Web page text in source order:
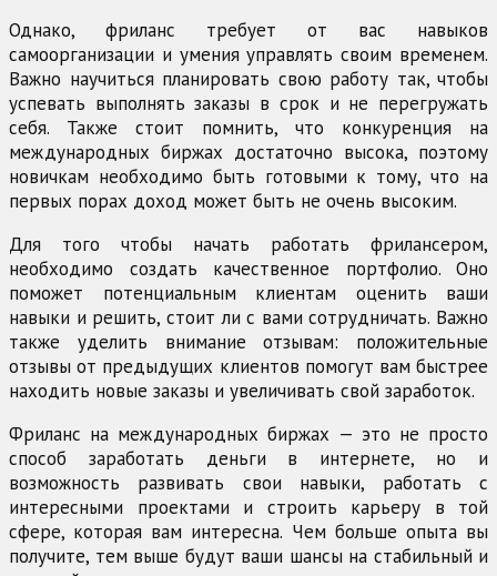
Однако, фриланс требует от вас навыков
самоорганизации и умения управлять своим временем.
Важно научиться планировать свою работу так, чтобы
успевать выполнять заказы в срок и не перегружать
себя. Также стоит помнить, что конкуренция на
международных биржах достаточно высока, поэтому
новичкам необходимо быть готовыми к тому, что на
первых порах доход может быть не очень высоким.
Для того чтобы начать работать фрилансером,
необходимо создать качественное портфолио. Оно
поможет потенциальным клиентам оценить ваши
навыки и решить, стоит ли с вами сотрудничать. Важно
также уделить внимание отзывам: положительные
отзывы от предыдущих клиентов помогут вам быстрее
находить новые заказы и увеличивать свой заработок.
Фриланс на международных биржах — это не просто
способ заработать деньги в интернете, но и
возможность развивать свои навыки, работать с
интересными проектами и строить карьеру в той
сфере, которая вам интересна. Чем больше опыта вы
получите, тем выше будут ваши шансы на стабильный и